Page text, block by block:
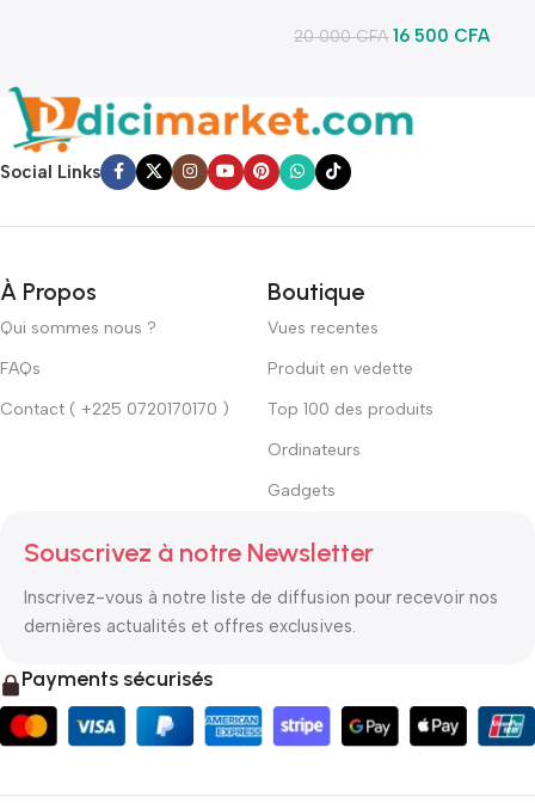
20 000CFA 16 500 CFA
Social Links
À Propos
Qui sommes nous ?
FAQs
Contact ( +225 0720170170 )
Boutique
Vues recentes
Produit en vedette
Top 100 des produits
Ordinateurs
Gadgets
Souscrivez à notre Newsletter
Inscrivez-vous à notre liste de diffusion pour recevoir nos
dernières actualités et offres exclusives.
Payments sécurisés